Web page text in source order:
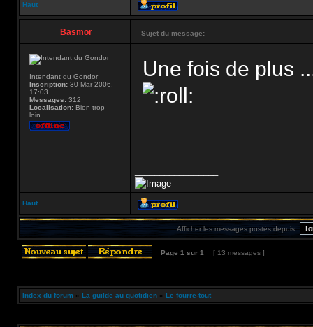
Haut
Basmor Sujet du message:
Intendant du Gondor
Inscription: 30 Mar 2006,
17:03
Messages: 312
Localisation: Bien trop
loin...
Une fois de plus
Haut
Afficher les messages postés depuis:
Page 1 sur 1 [ 13 messages ]
Index du forum » La guilde au quotidien » Le fourre-tout